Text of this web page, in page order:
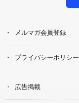
メルマガ会員登録
プライバシーポリシー
広告掲載